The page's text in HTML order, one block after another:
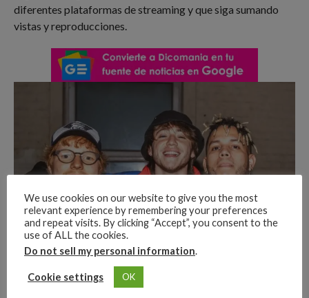
diferentes plataformas de streaming y que siga sumando
vistas y reproducciones.
We use cookies on our website to give you the most
relevant experience by remembering your preferences
and repeat visits. By clicking “Accept”, you consent to the
use of ALL the cookies.
Do not sell my personal information.
Cookie settings OK